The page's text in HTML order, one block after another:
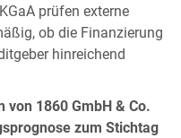
prüfen externe
ob die Finanzierung
hinreichend
von 1860 GmbH & Co.
zum Stichtag